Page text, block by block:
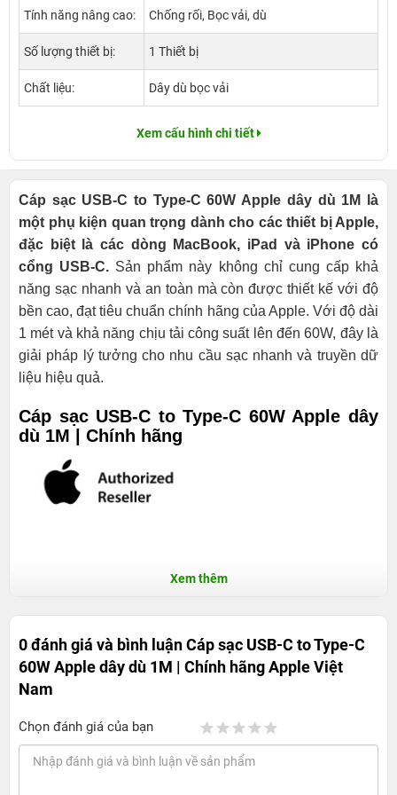
Tính năng nâng cao: Chống rối, Bọc vải, dù
Số lượng thiết bị: 1 Thiết bị
Chất liệu: Dây dù bọc vải
Xem cấu hình chi tiết
Cáp sạc USB-C to Type-C 60W Apple dây dù 1M là
một phụ kiện quan trọng dành cho các thiết bị Apple,
đặc biệt là các dòng MacBook, iPad và iPhone có
cổng USB-C. Sản phẩm này không chỉ cung cấp khả
năng sạc nhanh và an toàn mà còn được thiết kế với độ
bền cao, đạt tiêu chuẩn chính hãng của Apple. Với độ dài
1 mét và khả năng chịu tải công suất lên đến 60W, đây là
giải pháp lý tưởng cho nhu cầu sạc nhanh và truyền dữ
liệu hiệu quả.
Cáp sạc USB-C to Type-C 60W Apple dây
dù 1M | Chính hãng
Xem thêm
0 đánh giá và bình luậnCáp sạc USB-C to Type-C
60W Apple dây dù 1M | Chính hãng Apple Việt
Nam
Chọn đánh giá của bạn